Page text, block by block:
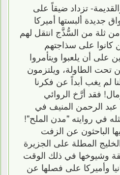
تزداد ضيقاً على
جديدة ألبستها أميركا
ثلة من السُّذَّج انتقل لهم
كانوا على سذاجتهم
على أن يلعبوا ويتأمروا
تحت الطاولة، ويلتزمون
لم يغب أبداً عن فكرنا
فقد أرَّخ الروائي
الرحمن المنيف في
في روايته "مدن الملح"!
الباحثون عن الزفت
المطلة على الجزيرة
وشيوخها في ذلك الوقت
وأميركا على فصلها عن